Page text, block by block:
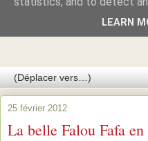
25 février 2012
La belle Falou Fafa
LEARN